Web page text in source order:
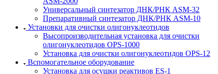
Универсальный синтезатор ДНК/РНК ASM-­32
Препаративный синтезатор ДНК/РНК ASM-­10
Установки для очистки олигонуклеотидов
Высопроизводительная установка для очистки
олигонуклеотидов OPS-­1000
Установка для очистки олигонуклеотидов OPS-­12
Вспомогательное оборудование
Установка для осушки реактивов ES-­1